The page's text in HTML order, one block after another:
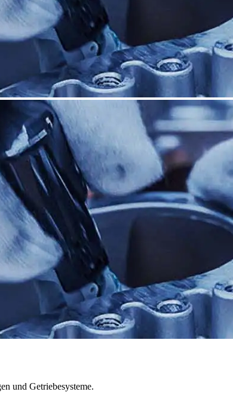
und Getriebesysteme.